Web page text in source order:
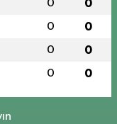
0 0
0 0
0 0
0 0